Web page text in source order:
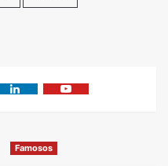
Famosos